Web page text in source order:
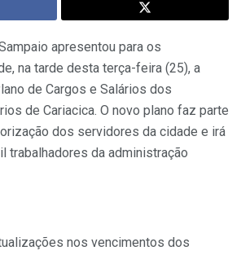
apresentou para os
na tarde desta terça-feira (25), a
de Cargos e Salários dos
de Cariacica. O novo plano faz parte
dos servidores da cidade e irá
trabalhadores da administração
nos vencimentos dos